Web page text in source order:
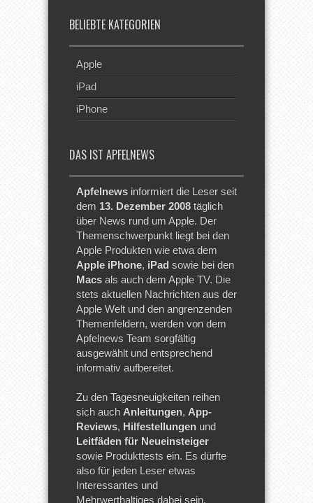
BELIEBTE KATEGORIEN
Apple
iPad
iPhone
DAS IST APFELNEWS
Apfelnews informiert die Leser seit
dem 13. Dezember 2008 täglich
über News rund um Apple. Der
Themenschwerpunkt liegt bei den
Apple Produkten wie etwa dem
Apple iPhone, iPad sowie bei den
Macs als auch dem Apple TV. Die
stets aktuellen Nachrichten aus der
Apple Welt und den angrenzenden
Themenfeldern, werden von dem
Apfelnews Team sorgfältig
ausgewählt und entsprechend
informativ aufbereitet.
Zu den Tagesneuigkeiten reihen
sich auch Anleitungen, App-
Reviews, Hilfestellungen und
Leitfäden für Neueinsteiger
sowie Produkttests ein. Es dürfte
also für jeden Leser etwas
Interessantes und
Mehrwerthaltiges dabei sein.